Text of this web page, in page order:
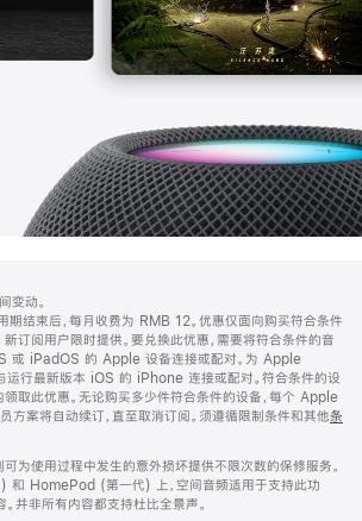
变动。
期结束后，每月收费为 RMB 12。优惠仅面向购买符合条件
订阅用户限时提供。要兑换此优惠，需要将符合条件的音
或 iPadOS 的 Apple 设备连接或配对。为 Apple
运行最新版本 iOS 的 iPhone 连接或配对。符合条件的设
取此优惠。无论购买多少件符合条件的设备，每个 Apple
方案将自动续订，直至取消订阅。须遵循限制条件和其他条
使用过程中发生的意外损坏提供不限次数的保修服务。
HomePod (第一代) 上，空间音频适用于支持此功
并非所有内容都支持杜比全景声。